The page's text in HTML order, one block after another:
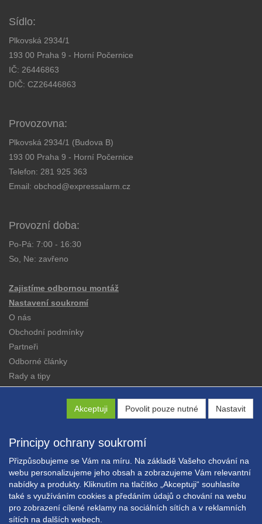
Akceptuji Povolit pouze nutné Nastavit
Principy ochrany soukromí
Přizpůsobujeme se Vám na míru. Na základě Vašeho chování na
webu personalizujeme jeho obsah a zobrazujeme Vám relevantní
nabídky a produkty. Kliknutím na tlačítko „Akceptuji“ souhlasíte
také s využíváním cookies a předáním údajů o chování na webu
pro zobrazení cílené reklamy na sociálních sítích a v reklamních
sítích na dalších webech.
Sídlo:
Plkovská 2934/1
193 00 Praha 9 - Horní Počernice
IČ: 26446863
DIČ: CZ26446863
Provozovna:
Plkovská 2934/1 (Budova B)
193 00 Praha 9 - Horní Počernice
Telefon: 281 925 363
Email: obchod@expressalarm.cz
Provozní doba:
Po-Pá: 7:00 - 16:30
So, Ne: zavřeno
Zajistíme odbornou montáž
Nastavení soukromí
O nás
Obchodní podmínky
Partneři
Odborné články
Rady a tipy
Copyright © EXPRESS ALARM Czech s.r.o.
Powered byABRA E-shop